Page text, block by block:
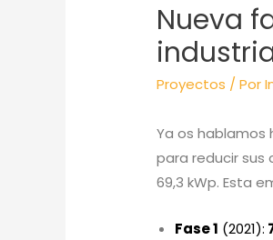
Nueva
Proyectos / Por
Ya os
para reducir sus
69,3 kWp. Esta
Fase 1 (2021):